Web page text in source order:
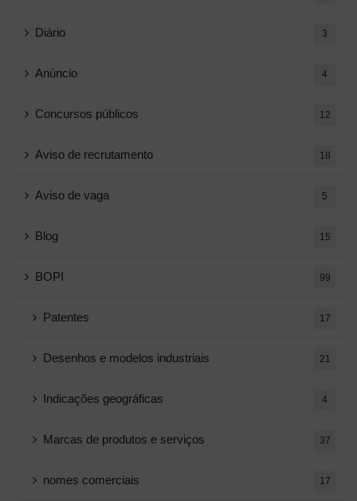
Diário 3
Anúncio 4
Concursos públicos 12
Aviso de recrutamento 18
Aviso de vaga 5
Blog 15
BOPI 99
Patentes 17
Desenhos e modelos industriais 21
Indicações geográficas 4
Marcas de produtos e serviços 37
nomes comerciais 17